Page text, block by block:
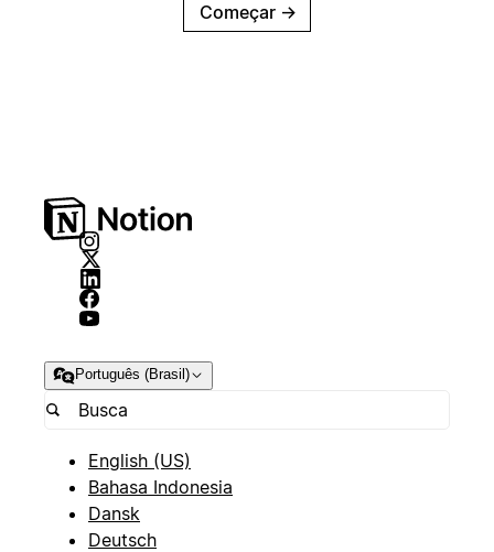
Começar →
Português (Brasil)
English (US)
Bahasa Indonesia
Dansk
Deutsch